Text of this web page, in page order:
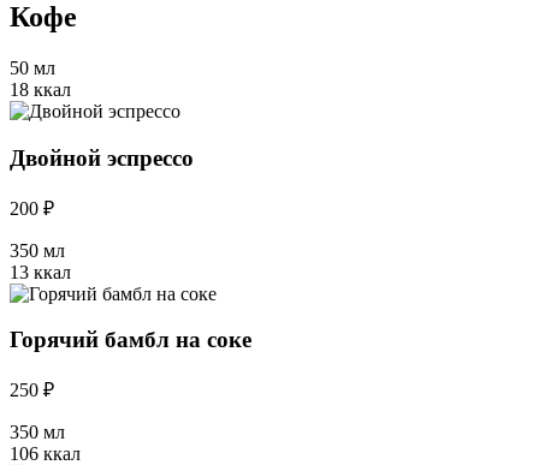
Кофе
50 мл
18 ккал
Двойной эспрессо
200 ₽
350 мл
13 ккал
Горячий бамбл на соке
250 ₽
350 мл
106 ккал